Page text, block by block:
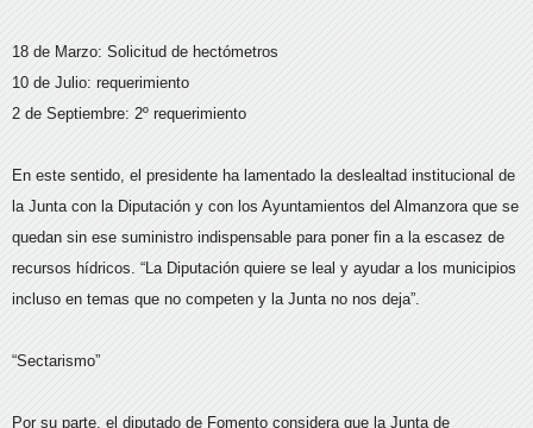
18 de Marzo: Solicitud de hectómetros
10 de Julio: requerimiento
2 de Septiembre: 2º requerimiento
En este sentido, el presidente ha lamentado la deslealtad institucional de
la Junta con la Diputación y con los Ayuntamientos del Almanzora que se
quedan sin ese suministro indispensable para poner fin a la escasez de
recursos hídricos. “La Diputación quiere se leal y ayudar a los municipios
incluso en temas que no competen y la Junta no nos deja”.
“Sectarismo”
Por su parte, el diputado de Fomento considera que la Junta de